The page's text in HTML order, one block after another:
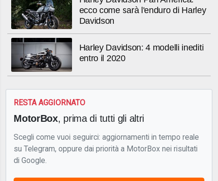
ecco come sarà l'enduro di Harley
Davidson
Harley Davidson: 4 modelli inediti
entro il 2020
RESTA AGGIORNATO
MotorBox, prima di tutti gli altri
Scegli come vuoi seguirci: aggiornamenti in tempo reale
su Telegram, oppure dai priorità a MotorBox nei risultati
di Google.